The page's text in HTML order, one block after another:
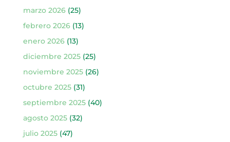
marzo 2026(25)
febrero 2026(13)
enero 2026(13)
diciembre 2025(25)
noviembre 2025(26)
octubre 2025(31)
septiembre 2025(40)
agosto 2025(32)
julio 2025(47)